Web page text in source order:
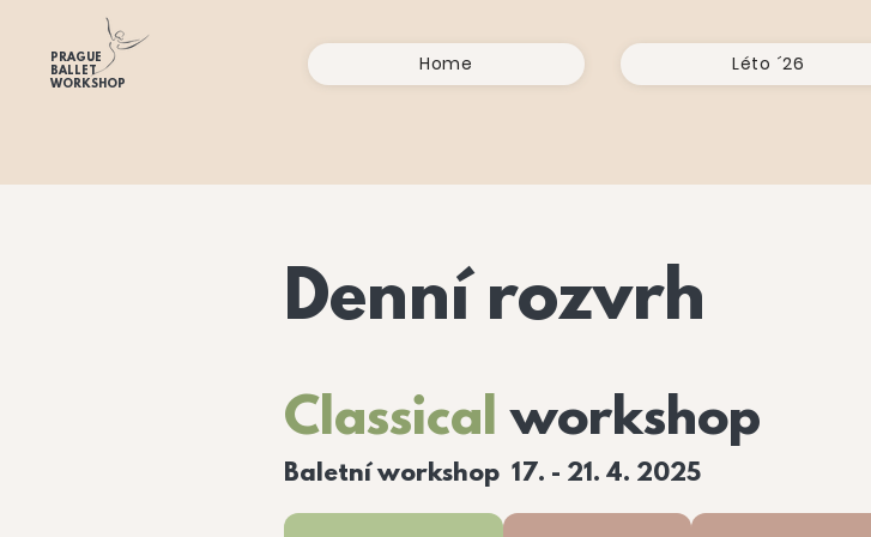
PRAGUE
BALLET
WORKSHOP
Home Léto ´26
Denní rozvrh
Classical workshop
Baletní workshop 17. - 21. 4. 2025